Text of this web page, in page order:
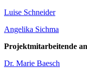
Luise Schneider
Angelika Sichma
Projektmitarbeitende
Dr. Marie Baesch